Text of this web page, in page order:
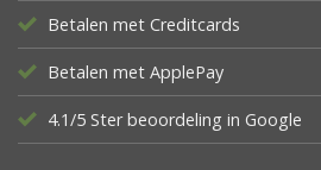
Betalen met Creditcards
Betalen met ApplePay
4.1/5 Ster beoordeling in Google